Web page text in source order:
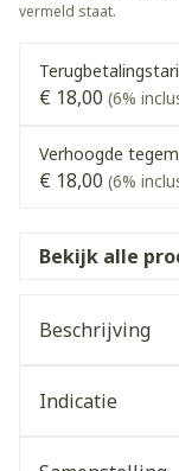
vermeld staat.
€ 18,00 (6%
Verhoogde
€ 18,00 (6%
Bekijk alle
Beschrijving
Indicatie